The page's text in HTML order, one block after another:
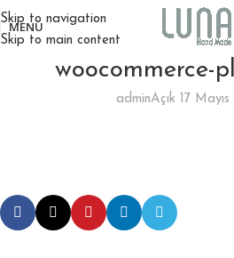
Skip to navigation
Skip to main content
MENÜ
woocommerce-
adminAçık 17